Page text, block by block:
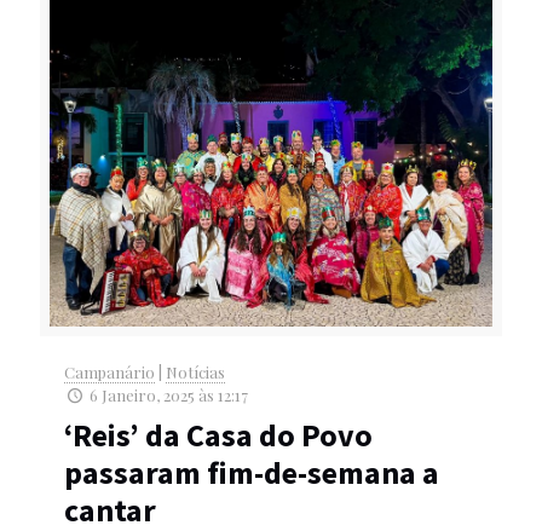
Campanário
Notícias
6 Janeiro, 2025 às 12:17
‘Reis’ da Casa do Povo
passaram fim-de-semana a
cantar